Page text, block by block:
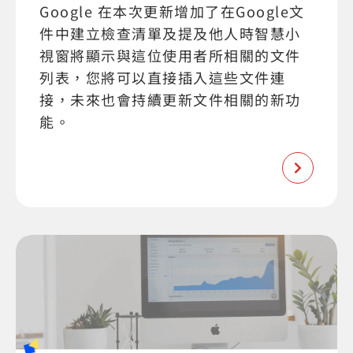
Google 在本次更新增加了在Google文
件中建立檢查清單及提及他人時智慧小
視窗將顯示與這位使用者所相關的文件
列表，您將可以直接插入這些文件連
接，未來也會持續更新文件相關的新功
能。